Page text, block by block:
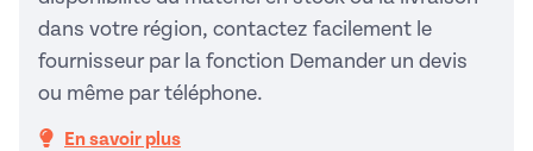
dans votre région, contactez facilement le
fournisseur par la fonction Demander un devis
ou même par téléphone.
En savoir plus